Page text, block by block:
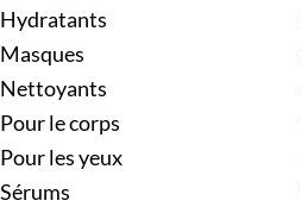
Hydratants
Masques
Nettoyants
Pour le corps
Pour les yeux
Sérums